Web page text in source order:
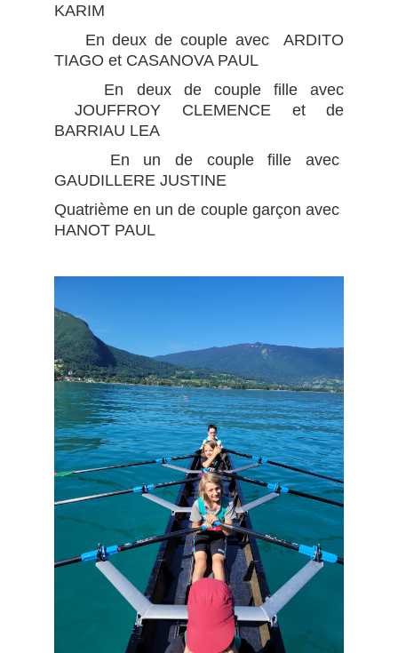
KARIM
En deux de couple avec ARDITO
TIAGO et CASANOVA PAUL
En deux de couple fille avec
JOUFFROY CLEMENCE et de
BARRIAU LEA
En un de couple fille avec
GAUDILLERE JUSTINE
Quatrième en un de couple garçon avec
HANOT PAUL